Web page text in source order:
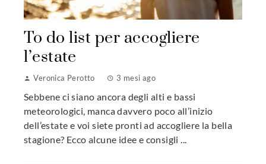
To do list per accogliere
l’estate
Veronica Perotto 3 mesi ago
Sebbene ci siano ancora degli alti e bassi
meteorologici, manca davvero poco all’inizio
dell’estate e voi siete pronti ad accogliere la bella
stagione? Ecco alcune idee e consigli ...